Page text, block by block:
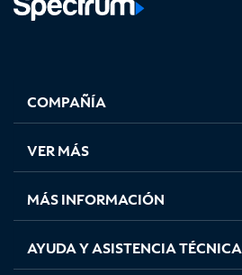
abre
en
pestaña
nueva
abre
en
pestaña
nueva
abre
en
pestaña
nueva
en
nueva
COMPAÑÍA
VER MÁS
MÁS INFORMACIÓN
AYUDA Y ASISTENCIA TÉCNICA